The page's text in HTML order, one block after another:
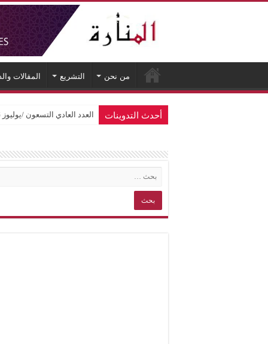
من نحن التشريع المقالات
أحدث التدوينات العدد العادي التسعون /يوليوز 2026